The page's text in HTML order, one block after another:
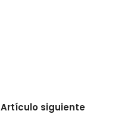
Artículo siguiente